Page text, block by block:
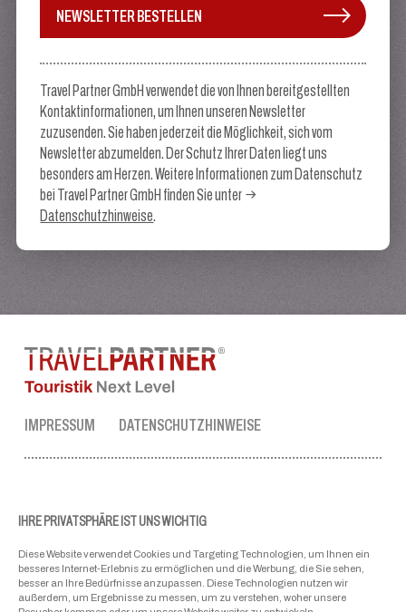
IHRE PRIVATSPHÄRE IST UNS WICHTIG
Diese Website verwendet Cookies und Targeting Technologien, um Ihnen ein
besseres Internet-Erlebnis zu ermöglichen und die Werbung, die Sie sehen,
besser an Ihre Bedürfnisse anzupassen. Diese Technologien nutzen wir
außerdem, um Ergebnisse zu messen, um zu verstehen, woher unsere
NEWSLETTER BESTELLEN
Travel Partner GmbH verwendet die von Ihnen bereitgestellten
Kontaktinformationen, um Ihnen unseren Newsletter
zuzusenden. Sie haben jederzeit die Möglichkeit, sich vom
Newsletter abzumelden. Der Schutz Ihrer Daten liegt uns
besonders am Herzen. Weitere Informationen zum Datenschutz
bei Travel Partner GmbH finden Sie unter
Datenschutzhinweise.
IMPRESSUM DATENSCHUTZHINWEISE
Tel.:+43 50 3636 1
ellmau@travel-partner.com